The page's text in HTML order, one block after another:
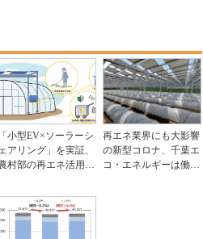
「小型EV×ソーラーシ
ェアリング」を実証、
村部の再エネ活用と
再エネ業界にも大影響
の新型コロナ、千葉エ
コ・エネルギーは働き